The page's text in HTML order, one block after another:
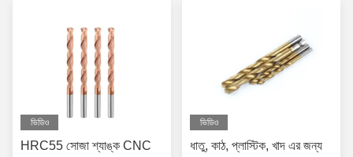
ভিডিও
HRC55 সোজা শ্যাঙ্ক CNC
ভিডিও
ধাতু, কাঠ, প্লাস্টিক, খাদ এর জন্য